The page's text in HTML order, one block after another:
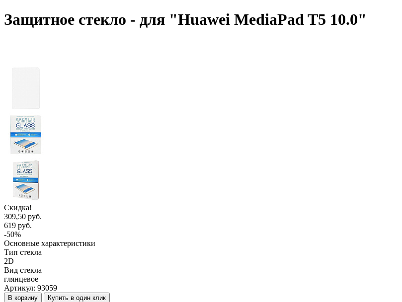
Защитное стекло - для "Huawei MediaPad T5 10.0"
Скидка!
309,50 руб.
619 руб.
-50%
Основные характеристики
Тип стекла
2D
Вид стекла
глянцевое
Артикул: 93059
В корзину Купить в один клик